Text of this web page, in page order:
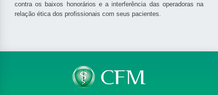
contra os baixos honorários e a interferência das operadoras na
relação ética dos profissionais com seus pacientes.